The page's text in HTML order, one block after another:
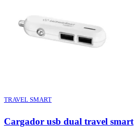
TRAVEL SMART
Cargador usb dual travel smart